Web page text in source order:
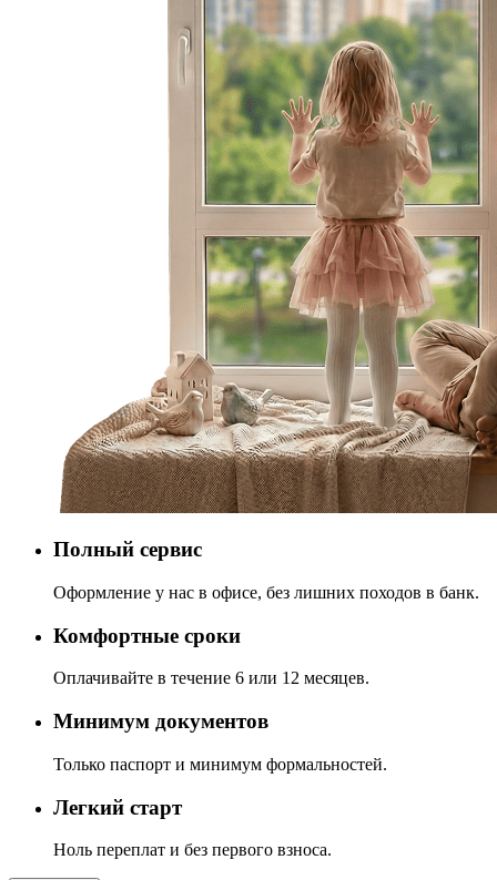
Полный сервис
Оформление у нас в офисе, без лишних походов в банк.
Комфортные сроки
Оплачивайте в течение 6 или 12 месяцев.
Минимум документов
Только паспорт и минимум формальностей.
Легкий старт
Ноль переплат и без первого взноса.